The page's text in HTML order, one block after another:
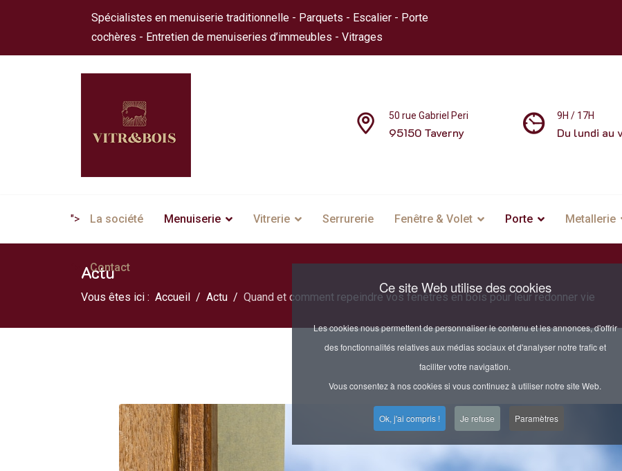
Spécialistes en menuiserie traditionnelle - Parquets - Escalier - Porte
cochères - Entretien de menuiseries d’immeubles - Vitrages
50 rue Gabriel Peri
95150 Taverny
9H / 17H
Du lundi au
"> La société Menuiserie Vitrerie Serrurerie Fenêtre & Volet Porte Metallerie
Contact
Actu
Vous êtes ici : Accueil Actu Quand et comment repeindre vos fenêtres en bois pour leur redonner vie
Ce site Web utilise des cookies
Les cookies nous permettent de personnaliser le contenu et les annonces, d'offrir
des fonctionnalités relatives aux médias sociaux et d'analyser notre trafic et
faciliter votre navigation.
Vous consentez à nos cookies si vous continuez à utiliser notre site Web.
Ok, j'ai compris ! Je refuse Paramètres